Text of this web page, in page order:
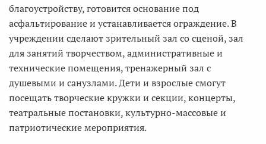
благоустройству, готовится основание под
асфальтирование и устанавливается ограждение. В
учреждении сделают зрительный зал со сценой, зал
для занятий творчеством, административные и
технические помещения, тренажерный зал с
душевыми и санузлами. Дети и взрослые смогут
посещать творческие кружки и секции, концерты,
театральные постановки, культурно-массовые и
патриотические мероприятия.